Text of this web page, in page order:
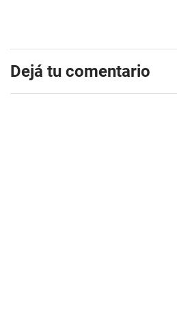
Dejá tu comentario